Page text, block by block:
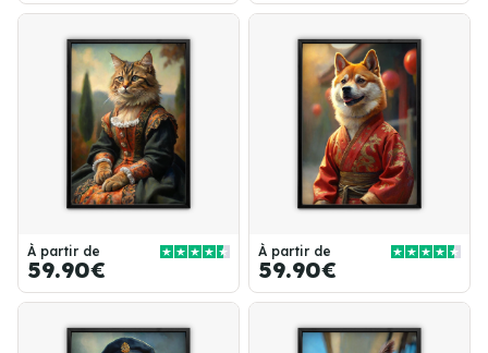
À partir de
59.90€
À partir de
59.90€